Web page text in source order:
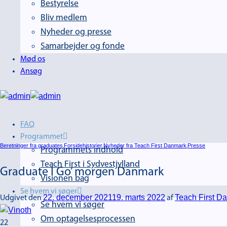
Bestyrelse
Bliv medlem
Nyheder og presse
Samarbejder og fonde
Mød os
Ansøg
FAQ
Programmet
Programmets indhold
Teach First i Sydvestjylland
Visionen bag
Se hvem vi søger
Se hvem vi søger
Om optagelsesprocessen
Beretninger fra graduates,Forsidehistorier,Nyheder fra Teach First Danmark,Presse
Graduate I Go’ morgen Danmark
Udgivet den22. december 202119. marts 2022afTeach First
22